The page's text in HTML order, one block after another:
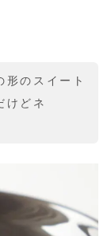
形のスイート
けどネ